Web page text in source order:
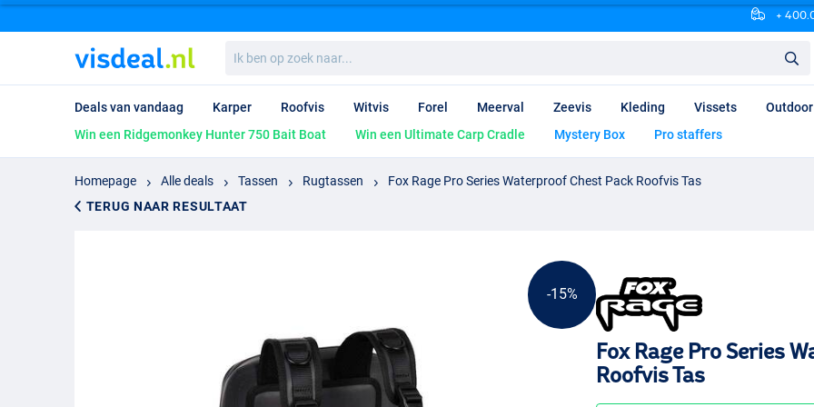
+
ben
op
naar...
Deals van vandaag Karper Roofvis Witvis Forel Meerval Zeevis Kleding Vissets Outdoor
Win een Ridgemonkey Hunter 750 Bait Boat
Win een Ultimate Carp Cradle Mystery Box Pro staffers
Homepage Alle deals Tassen Rugtassen
Fox Rage Pro Series Waterproof Chest Pack Roofvis Tas
TERUG NAAR RESULTAAT
-15%
Fox Rage Pro Series
Roofvis Tas